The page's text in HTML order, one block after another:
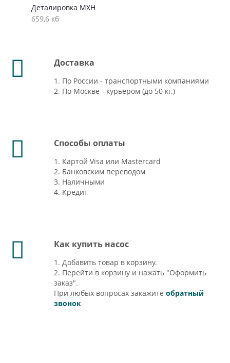
Деталировка MXH
659,6 кб
Доставка
1. По России - транспортными компаниями
2. По Москве - курьером (до 50 кг.)
Способы оплаты
1. Картой Visa или Mastercard
2. Банковским переводом
3. Наличными
4. Кредит
Как купить насос
1. Добавить товар в корзину.
2. Перейти в корзину и нажать "Оформить
заказ".
При любых вопросах закажите обратный
звонок